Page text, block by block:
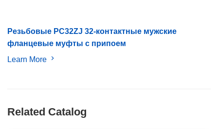
Резьбовые PC32ZJ 32-контактные мужские
фланцевые муфты с припоем
Learn More
Related Catalog